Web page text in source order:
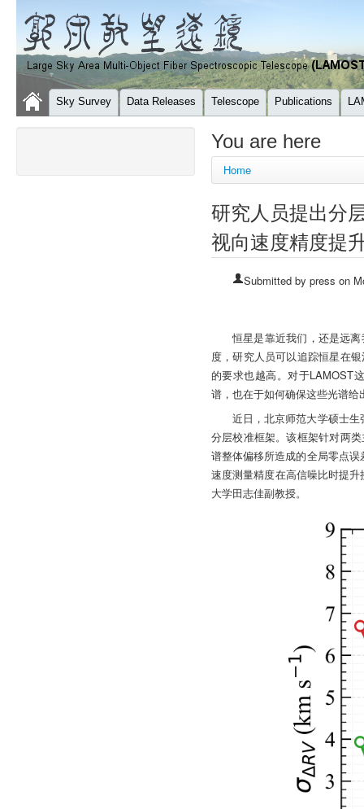
Sky Survey Data Releases Telescope Publications
You are here
Home
研究人员提出分
视向速度精度提
Submitted by press on
恒星是靠近我们，还是远
度，研究人员可以追踪恒星在
的要求也越高。对于LAMOST
谱，也在于如何确保这些光谱
近日，北京师范大学硕士
分层校准框架。该框架针对两
谱整体偏移所造成的全局零点
速度测量精度在高信噪比时提
大学田志佳副教授。